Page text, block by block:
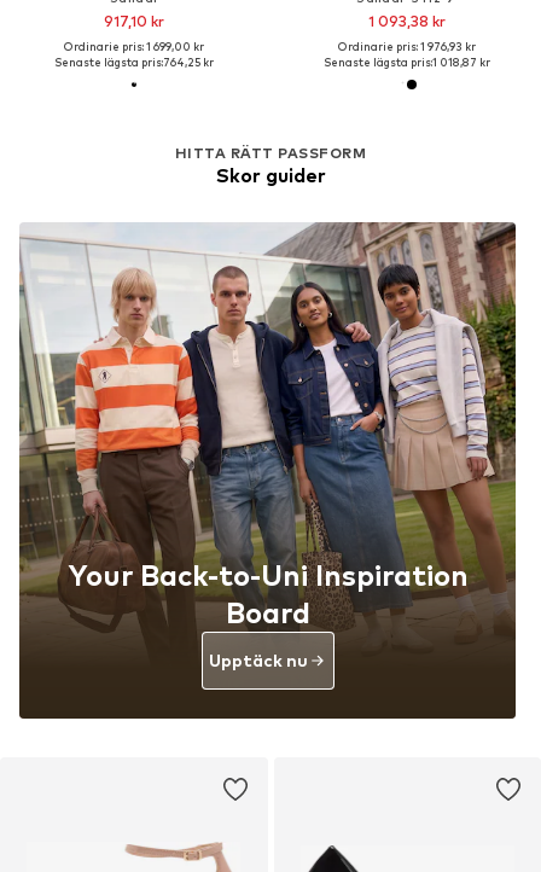
917,10 kr
Ordinarie pris: 1 699,00 kr
Senaste lägsta pris:764,25 kr
1 093,38 kr
Ordinarie pris: 1 976,93 kr
Senaste lägsta pris:1 018,87 kr
HITTA RÄTT PASSFORM
Skor guider
Your Back-to-Uni Inspiration
Board
Upptäck nu